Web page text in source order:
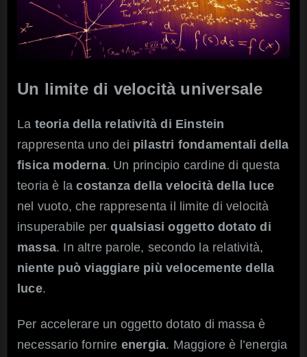
Un limite di velocità universale
La teoria della relatività di Einstein
rappresenta uno dei pilastri fondamentali della
fisica moderna. Un principio cardine di questa
teoria è la costanza della velocità della luce
nel vuoto, che rappresenta il limite di velocità
insuperabile per qualsiasi oggetto dotato di
massa. In altre parole, secondo la relatività,
niente può viaggiare più velocemente della
luce.
Per accelerare un oggetto dotato di massa è
necessario fornire energia. Maggiore è l’energia